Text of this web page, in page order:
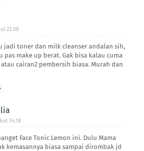
23.08
jadi toner dan milk cleanser andalan sih,
pas make up berat. Gak bisa kalau cuma
cairan2 pembersih biasa. Murah dan
14.18
Face Tonic Lemon ini. Dulu Mama
kemasannya biasa sampai dirombak jd